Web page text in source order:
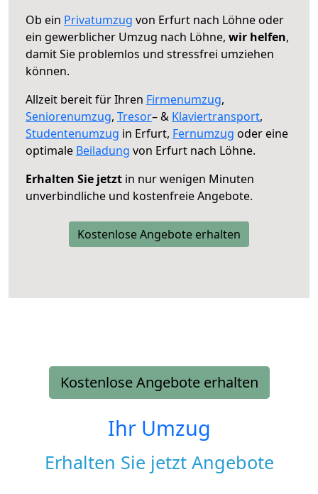
Ob ein Privatumzug von Erfurt nach Löhne oder
ein gewerblicher Umzug nach Löhne, wir helfen,
damit Sie problemlos und stressfrei umziehen
können.
Allzeit bereit für Ihren Firmenumzug,
Seniorenumzug, Tresor– & Klaviertransport,
Studentenumzug in Erfurt, Fernumzug oder eine
optimale Beiladung von Erfurt nach Löhne.
Erhalten Sie jetzt in nur wenigen Minuten
unverbindliche und kostenfreie Angebote.
Kostenlose Angebote erhalten
Kostenlose Angebote erhalten
Ihr Umzug
Erhalten Sie jetzt Angebote